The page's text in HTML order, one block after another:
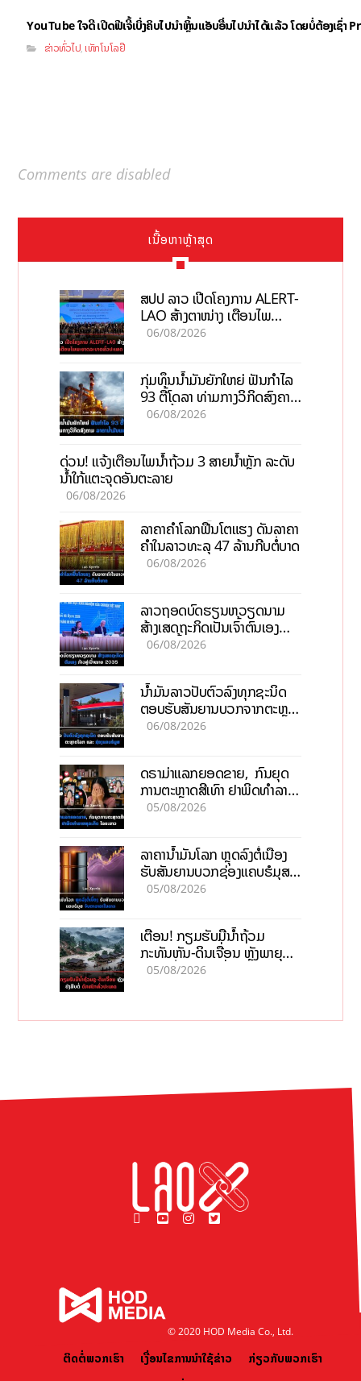
YouTube ໃຈດີ ເປີດຟີເຈີ້ເບິ່ງຄິບໄປນຳຫຼິ້ນແອັບອື່ນໄປນຳໄດ້ແລ້ວ ໂດຍບໍ່ຕ້ອງເຊົ່າ
ຂ່າວທົ່ວໄປ,ເທັກໂນໂລຢີ
Comments are disabled
ເນື້ອຫາຫຼ້າສຸດ
ສປປ ລາວ ເປີດໂຄງການ ALERT-
LAO ສ້າງຕາໜ່າງ ເຕືອນໄພ
ພະຍາດລະບາດທົ່ວປະເທດ
06/08/2026
ກຸ່ມທຶນນ້ຳມັນຍັກໃຫຍ່ ຟັນກຳໄລ
93 ຕື້ໂດລາ ທ່າມກາງວິກິດສົງຄາມ
ລາຄານໍ້າມັນແພງ
06/08/2026
ດ່ວນ! ແຈ້ງເຕືອນໄພນໍ້າຖ້ວມ 3 ສາຍນໍ້າຫຼັກ ລະດັບ
ນໍ້າໃກ້ແຕະຈຸດອັນຕະລາຍ
06/08/2026
ລາຄາຄຳໂລກຟື້ນໂຕແຮງ ດັນລາຄາ
ຄຳໃນລາວທະລຸ 47 ລ້ານກີບຕໍ່ບາດ
06/08/2026
ລາວຖອດບົດຮຽນຫວຽດນາມ
ສ້າງເສດຖະກິດເປັນເຈົ້າຕົນເອງ
ກ້າວສູ່ເປົ້າໝາຍ 2035
06/08/2026
ນໍ້າມັນລາວປັບຕົວລົງທຸກຊະນິດ
ຕອບຮັບສັນຍານບວກຈາກຕະຫຼາດ
ໂລກ ແລະ ຊ່ອງແຄບຮໍມູສ
06/08/2026
ດຣາມ່າແລກຍອດຂາຍ, ກົນຍຸດ
ການຕະຫຼາດສີເທົາ ຢາພິດທຳລາຍ
ທຸລະກິດ ໄລຍະຍາວ
05/08/2026
ລາຄານ້ຳມັນໂລກ ຫຼຸດລົງຕໍ່ເນື່ອງ
ຮັບສັນຍານບວກຊ່ອງແຄບຮໍມຸສ
ຈັບຕາລາຄາໃນລາວ
05/08/2026
ເຕືອນ! ກຽມຮັບມືນໍ້າຖ້ວມ
ກະທັນຫັນ-ດິນເຈື່ອນ ຫຼັງພາຍຸຝົນ
ຍັງສືບຕໍ່ຕົກໜັກທົ່ວປະເທດ
05/08/2026
© 2020 HOD Media Co., Ltd.
ຕິດຕໍ່ພວກເຮົາ ເງື່ອນໄຂການນຳໃຊ້ຂ່າວ
ກ່ຽວກັບພວກເຮົາ